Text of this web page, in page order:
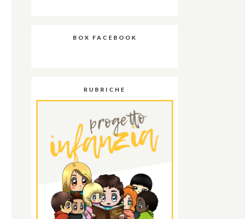
BOX FACEBOOK
RUBRICHE